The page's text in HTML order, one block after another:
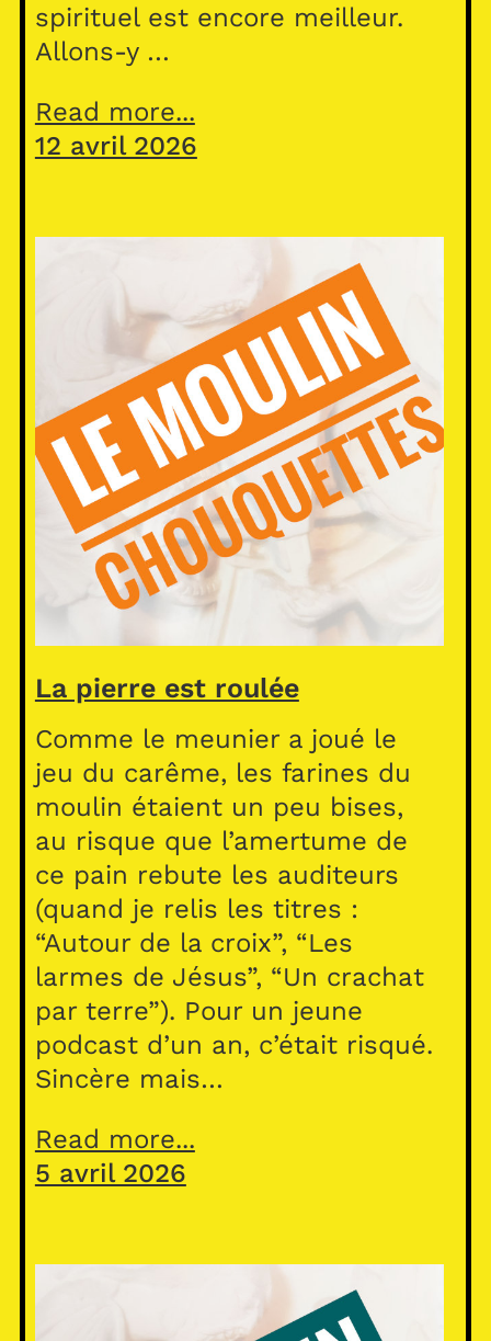
spirituel est encore meilleur.
Allons-y …
Read more...
12 avril 2026
La pierre est roulée
Comme le meunier a joué le
jeu du carême, les farines du
moulin étaient un peu bises,
au risque que l’amertume de
ce pain rebute les auditeurs
(quand je relis les titres :
“Autour de la croix”, “Les
larmes de Jésus”, “Un crachat
par terre”). Pour un jeune
podcast d’un an, c’était risqué.
Sincère mais…
Read more...
5 avril 2026